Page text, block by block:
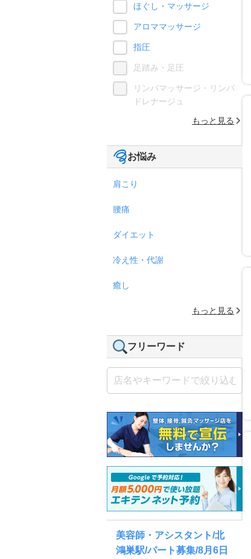
ほぐし・マッサージ
アロママッサージ
指圧
足踏み・足圧
リンパマッサージ・リンパ
ドレナージュ
もっと見る
お悩み
肩こり
腰痛
ダイエット
冷え性・代謝
癒し
もっと見る
フリーワード
美容師・アシスタント/北
鴻巣駅/パート募集/8月6日